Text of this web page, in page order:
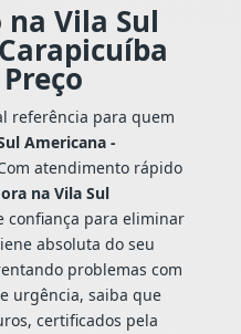
Vila Sul
referência para quem
Americana -
atendimento rápido
na Vila Sul
confiança para eliminar
absoluta do seu
problemas com
urgência, saiba que
certificados pela